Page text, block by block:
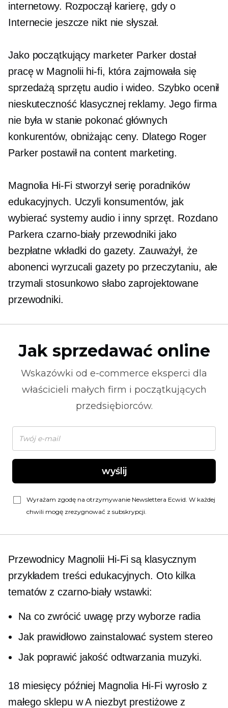
internetowy. Rozpoczął karierę, gdy o
Internecie jeszcze nikt nie słyszał.
Jako początkujący marketer Parker dostał
pracę w Magnolii hi-fi, która zajmowała się
sprzedażą sprzętu audio i wideo. Szybko ocenił
nieskuteczność klasycznej reklamy. Jego firma
nie była w stanie pokonać głównych
konkurentów, obniżając ceny. Dlatego Roger
Parker postawił na content marketing.
Magnolia Hi-Fistworzył serię poradników
edukacyjnych. Uczyli konsumentów, jak
wybierać systemy audio i inny sprzęt. Rozdano
Parkeraczarno-biały przewodniki jako
bezpłatne wkładki do gazety. Zauważył, że
abonenci wyrzucali gazety po przeczytaniu, ale
trzymali stosunkowo słabo zaprojektowane
przewodniki.
Jak sprzedawać online
Wskazówki od e-commerce eksperci dla
właścicieli małych firm i początkujących
przedsiębiorców.
wyślij
Wyrażam zgodę na otrzymywanie Newslettera Ecwid. W każdej
chwili mogę zrezygnować z subskrypcji.
Przewodnicy Magnolii Hi-Fisą klasycznym
przykładem treści edukacyjnych. Oto kilka
tematów zczarno-białywstawki:
Na co zwrócić uwagę przy wyborze radia
Jak prawidłowo zainstalować system stereo
Jak poprawić jakość odtwarzania muzyki.
18 miesięcy później Magnolia Hi-Fiwyrosło z
małego sklepu w A niezbyt prestiżowez